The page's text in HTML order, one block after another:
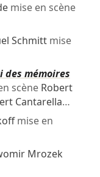
mise en scène
Schmittmise
des mémoires
scène Robert
Cantarella…
mise en
Mrozek